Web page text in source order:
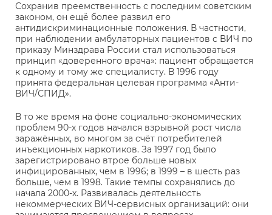
Сохранив преемственность с последним советским
законом, он ещё более развил его
антидискриминационные положения. В частности,
при наблюдении амбулаторных пациентов с ВИЧ по
приказу Минздрава России стал использоваться
принцип «доверенного врача»: пациент обращается
к одному и тому же специалисту. В 1996 году
принята федеральная целевая программа «Анти-
ВИЧ/СПИД».
В то же время на фоне социально-экономических
проблем 90-х годов начался взрывной рост числа
заражённых, во многом за счёт потребителей
инъекционных наркотиков. За 1997 год было
зарегистрировано втрое больше новых
инфицированных, чем в 1996; в 1999 – в шесть раз
больше, чем в 1998. Такие темпы сохранялись до
начала 2000-х. Развивалась деятельность
некоммерческих ВИЧ-сервисных организаций: они